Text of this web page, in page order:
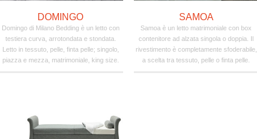
DOMINGO
Domingo di Milano Bedding è un letto con
testiera curva, arrotondata e stondata.
Letto in tessuto, pelle, finta pelle; singolo,
piazza e mezza, matrimoniale, king size.
SAMOA
Samoa è un letto matrimoniale con box
contenitore ad alzata singola o doppia. Il
rivestimento è completamente sfoderabile,
a scelta tra tessuto, pelle o finta pelle.